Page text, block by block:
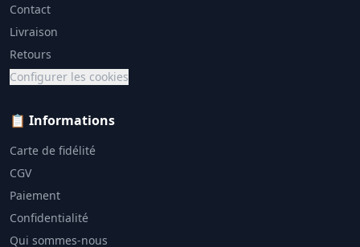
Contact
Livraison
Retours
Configurer les cookies
📋 Informations
Carte de fidélité
CGV
Paiement
Confidentialité
Qui sommes-nous